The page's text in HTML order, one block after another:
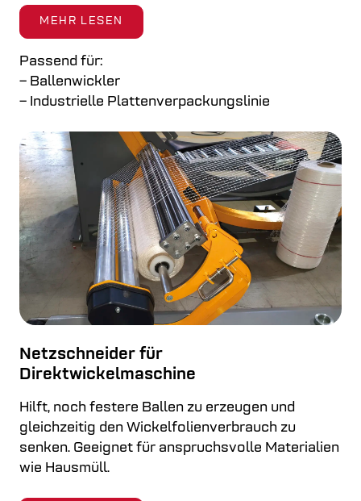
MEHR LESEN
Passend für:
– Ballenwickler
– Industrielle Plattenverpackungslinie
Netzschneider für
Direktwickelmaschine
Hilft, noch festere Ballen zu erzeugen und
gleichzeitig den Wickelfolienverbrauch zu
senken. Geeignet für anspruchsvolle Materialien
wie Hausmüll.